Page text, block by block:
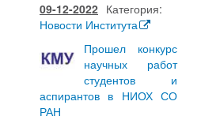
09-12-2022 Категория:
Новости Института
Прошел конкурс
научных работ
студентов и
аспирантов в НИОХ СО
РАН